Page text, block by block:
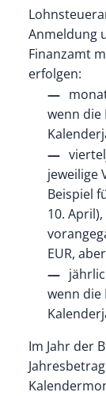
Anmeldung
Finanzamt
erfolgen:
wenn die
jeweilige
Beispiel
10.
EUR,
wenn die
Im Jahr der